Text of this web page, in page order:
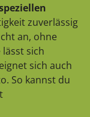
zuverlässig
an, ohne
lässt sich
sich auch
So kannst du